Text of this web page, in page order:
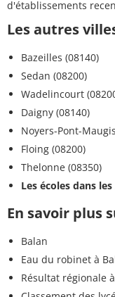
d'établissements
Les autres
Bazeilles (08140)
Sedan (08200)
Wadelincourt
Daigny (08140)
Noyers-Pont-
Floing (08200)
Thelonne (08350)
Les écoles dans
En savoir plus
Balan
Eau du robinet à
Résultat régionale